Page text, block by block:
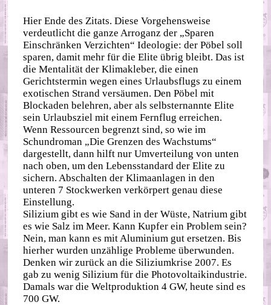
Hier Ende des Zitats. Diese Vorgehensweise
verdeutlicht die ganze Arroganz der „Sparen
Einschränken Verzichten“ Ideologie: der Pöbel soll
sparen, damit mehr für die Elite übrig bleibt. Das ist
die Mentalität der Klimakleber, die einen
Gerichtstermin wegen eines Urlaubsflugs zu einem
exotischen Strand versäumen. Den Pöbel mit
Blockaden belehren, aber als selbsternannte Elite
sein Urlaubsziel mit einem Fernflug erreichen.
Wenn Ressourcen begrenzt sind, so wie im
Schundroman „Die Grenzen des Wachstums“
dargestellt, dann hilft nur Umverteilung von unten
nach oben, um den Lebensstandard der Elite zu
sichern. Abschalten der Klimaanlagen in den
unteren 7 Stockwerken verkörpert genau diese
Einstellung.
Silizium gibt es wie Sand in der Wüste, Natrium gibt
es wie Salz im Meer. Kann Kupfer ein Problem sein?
Nein, man kann es mit Aluminium gut ersetzen. Bis
hierher wurden unzählige Probleme überwunden.
Denken wir zurück an die Siliziumkrise 2007. Es
gab zu wenig Silizium für die Photovoltaikindustrie.
Damals war die Weltproduktion 4 GW, heute sind es
700 GW.